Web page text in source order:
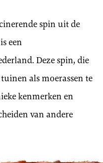
spin uit de
een
Deze spin, die
als moerassen te
kenmerken en
van andere